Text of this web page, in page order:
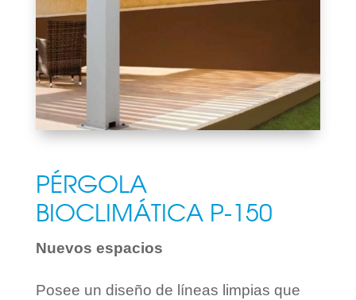
PÉRGOLA
BIOCLIMÁTICA P-150
Nuevos espacios
Posee un diseño de líneas limpias que